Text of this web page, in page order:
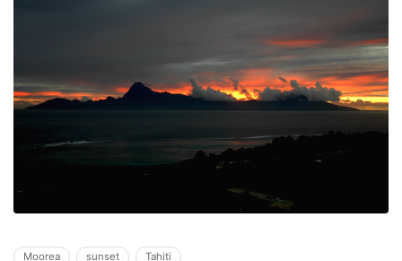
Moorea sunset Tahiti